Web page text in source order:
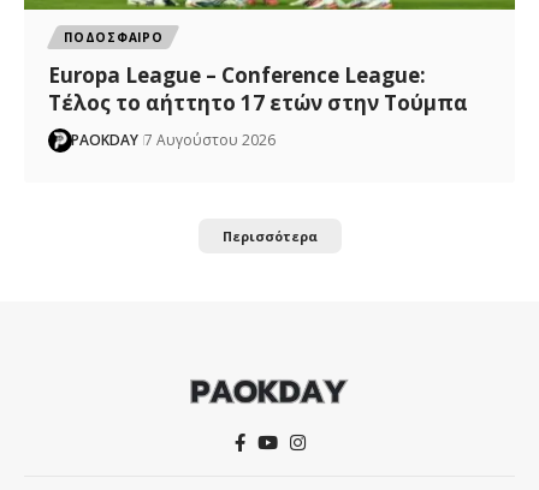
ΠΟΔΟΣΦΑΙΡΟ
Europa League – Conference League:
Τέλος το αήττητο 17 ετών στην Τούμπα
PAOKDAY 7 Αυγούστου 2026
Περισσότερα